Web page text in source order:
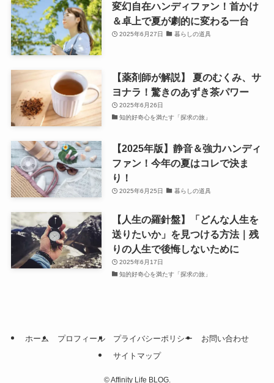
変幻自在ハンディファン！首かけ
＆卓上で夏が劇的に変わる一台
2025年6月27日 暮らしの道具
【薬剤師が解説】 夏のむくみ、サ
ヨナラ！驚きのあずき茶パワー
2025年6月26日
知的好奇心を満たす「探求の旅」
【2025年版】静音＆強力ハンディ
ファン！今年の夏はコレで決ま
り！
2025年6月25日 暮らしの道具
【人生の羅針盤】「どんな人生を
送りたいか」を見つける方法｜残
りの人生で後悔しないために
2025年6月17日
知的好奇心を満たす「探求の旅」
ホーム プロフィール プライバシーポリシー
お問い合わせ
サイトマップ
©Affinity Life BLOG.